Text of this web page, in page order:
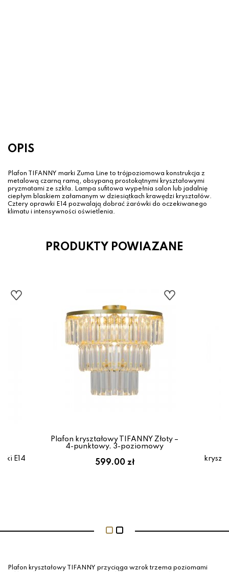
OPIS
Plafon TIFANNY marki Zuma Line to trójpoziomowa konstrukcja z
metalową czarną ramą, obsypaną prostokątnymi kryształowymi
pryzmatami ze szkła. Lampa sufitowa wypełnia salon lub jadalnię
ciepłym blaskiem załamanym w dziesiątkach krawędzi kryształów.
Cztery oprawki E14 pozwalają dobrać żarówki do oczekiwanego
klimatu i intensywności oświetlenia.
PRODUKTY POWIAZANE
E14
Plafon kryształowy TIFANNY Złoty –
4-punktowy, 3-poziomowy
599.00 zł
Plafon kryształowy TIFANNY przyciąga wzrok trzema poziomami